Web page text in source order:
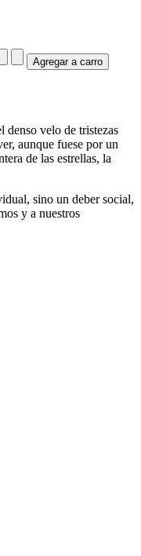
denso velo de tristezas
aunque fuese por un
de las estrellas, la
sino un deber social,
y a nuestros